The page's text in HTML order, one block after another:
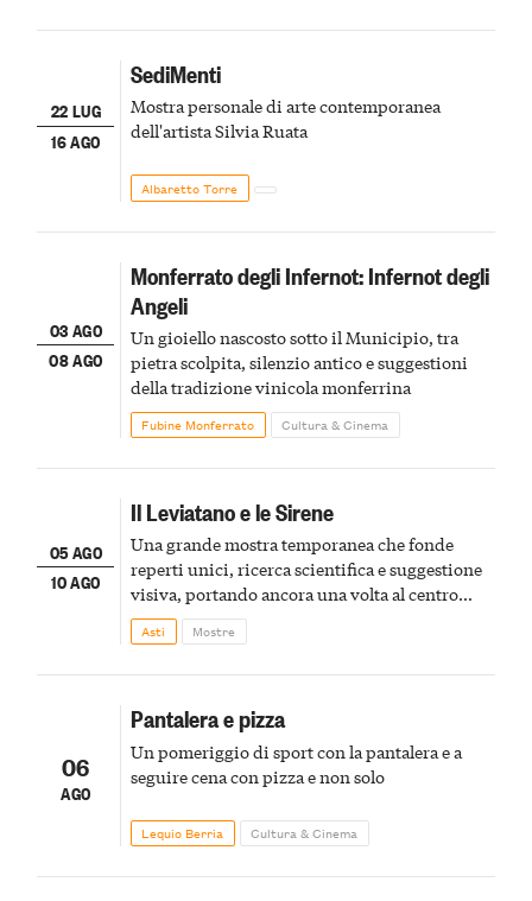
22 LUG
16 AGO
SediMenti
Mostra personale di arte contemporanea
dell'artista Silvia Ruata
Albaretto Torre
03 AGO
08 AGO
Monferrato degli Infernot: Infernot degli
Angeli
Un gioiello nascosto sotto il Municipio, tra
pietra scolpita, silenzio antico e suggestioni
della tradizione vinicola monferrina
Fubine Monferrato Cultura & Cinema
05 AGO
10 AGO
Il Leviatano e le Sirene
Una grande mostra temporanea che fonde
reperti unici, ricerca scientifica e suggestione
visiva, portando ancora una volta al centro
della scena le meraviglie del passato astigiano
Asti Mostre
06
AGO
Pantalera e pizza
Un pomeriggio di sport con la pantalera e a
seguire cena con pizza e non solo
Lequio Berria Cultura & Cinema